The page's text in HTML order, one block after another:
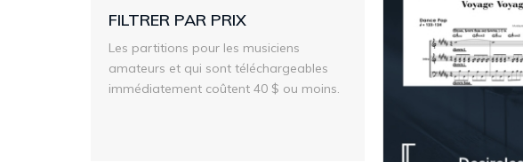
FILTRER PAR PRIX
Les partitions pour les musiciens
amateurs et qui sont téléchargeables
immédiatement coûtent 40 $ ou moins.